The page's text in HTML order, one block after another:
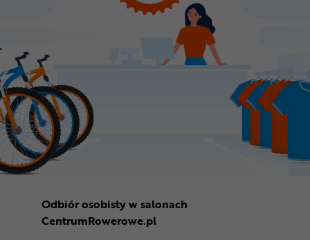
Odbiór osobisty w salonach
CentrumRowerowe.pl